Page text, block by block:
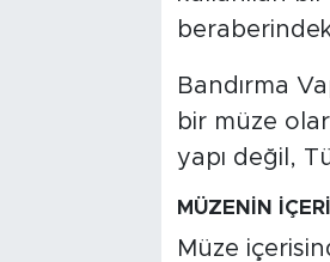
Bandırma
bir müze
yapı değil,
MÜZENİN
Müze